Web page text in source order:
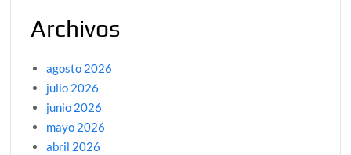
Archivos
agosto 2026
julio 2026
junio 2026
mayo 2026
abril 2026